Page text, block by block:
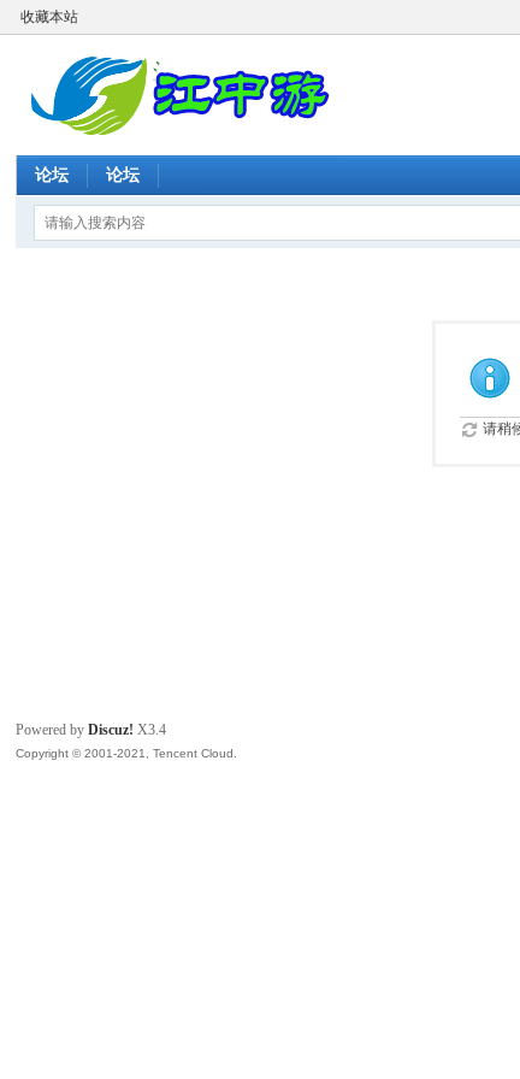
收藏本站
论坛 论坛
请稍
Powered byDiscuz! X3.4
Copyright © 2001-2021, Tencent Cloud.